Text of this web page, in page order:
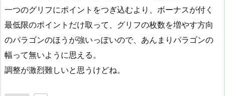
一つのグリフにポイントをつぎ込むより、ボーナスが付く
最低限のポイントだけ取って、グリフの枚数を増やす方向
のパラゴンのほうが強いっぽいので、あんまりパラゴンの
幅って無いように思える。
調整が激烈難しいと思うけどね。